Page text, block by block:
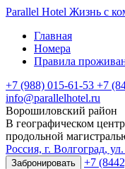
Parallel Hotel Жизнь с
Главная
Номера
Правила
+7 (988) 015-61-53 +7
info@parallelhotel.ru
Ворошиловский район
В географическом
продольной
Россия, г. Волгоград,
Забронировать
+7